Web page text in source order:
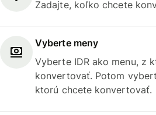
Zadajte, koľko chcete
Vyberte meny
Vyberte IDR ako menu, z
konvertovať. Potom
ktorú chcete konvertovať.